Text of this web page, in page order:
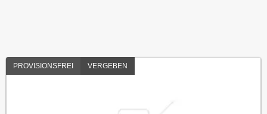
PROVISIONSFREI VERGEBEN